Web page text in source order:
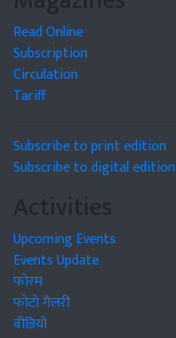
Read Online
Subscription
Circulation
Tariff
Subscribe to print edition
Subscribe to digital edition
Activities
Upcoming Events
Events Update
फोरम
फोटो गैलरी
वीडियो